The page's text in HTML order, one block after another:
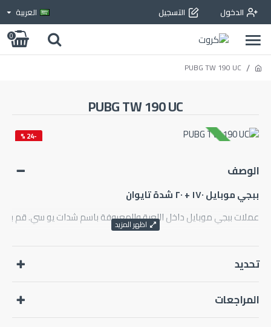
الدخول التسجيل العربية
0
PUBG TW 190 UC
PUBG TW 190 UC
-24 %
الوصف
ببجي موبايل ١٧٠ + ٢٠ شدة تايوان
عملات ببجي موبايل داخل اللعبة والمعروفة باسم شدات يو سي. قم
تحديد
المراجعات